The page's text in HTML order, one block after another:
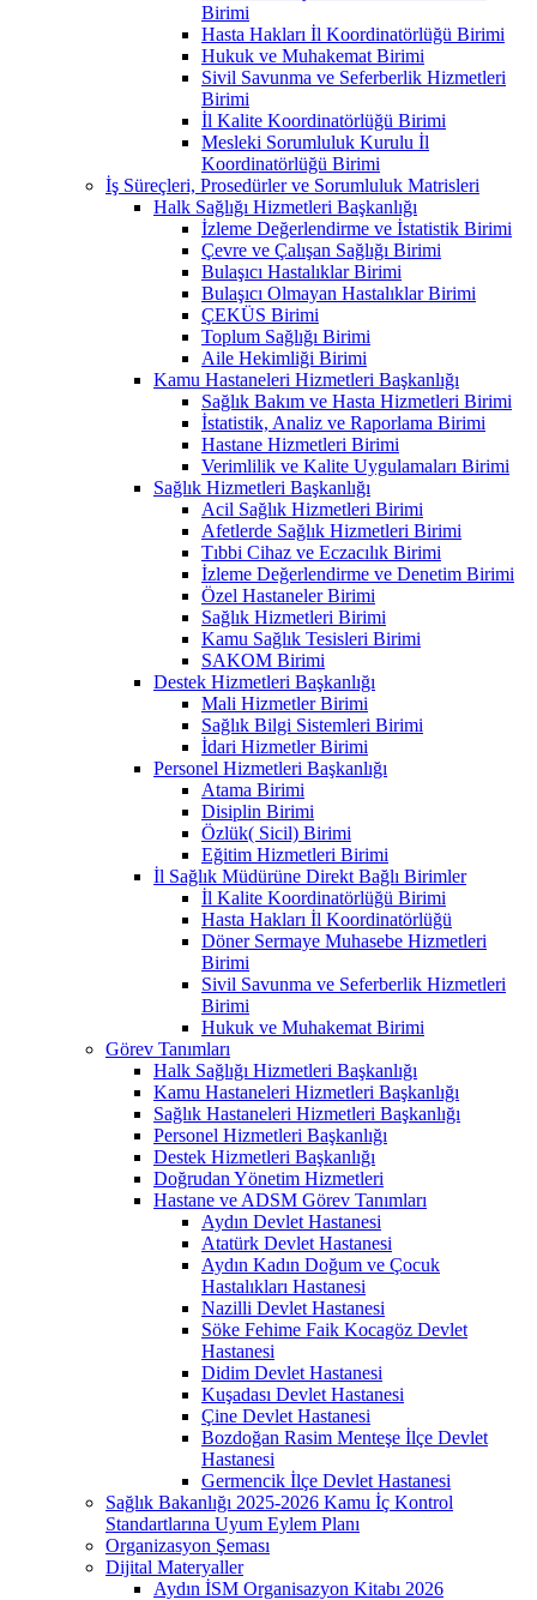
Birimi
Hasta Hakları İl Koordinatörlüğü Birimi
Hukuk ve Muhakemat Birimi
Sivil Savunma ve Seferberlik Hizmetleri
Birimi
İl Kalite Koordinatörlüğü Birimi
Mesleki Sorumluluk Kurulu İl
Koordinatörlüğü Birimi
İş Süreçleri, Prosedürler ve Sorumluluk Matrisleri
Halk Sağlığı Hizmetleri Başkanlığı
İzleme Değerlendirme ve İstatistik Birimi
Çevre ve Çalışan Sağlığı Birimi
Bulaşıcı Hastalıklar Birimi
Bulaşıcı Olmayan Hastalıklar Birimi
ÇEKÜS Birimi
Toplum Sağlığı Birimi
Aile Hekimliği Birimi
Kamu Hastaneleri Hizmetleri Başkanlığı
Sağlık Bakım ve Hasta Hizmetleri Birimi
İstatistik, Analiz ve Raporlama Birimi
Hastane Hizmetleri Birimi
Verimlilik ve Kalite Uygulamaları Birimi
Sağlık Hizmetleri Başkanlığı
Acil Sağlık Hizmetleri Birimi
Afetlerde Sağlık Hizmetleri Birimi
Tıbbi Cihaz ve Eczacılık Birimi
İzleme Değerlendirme ve Denetim Birimi
Özel Hastaneler Birimi
Sağlık Hizmetleri Birimi
Kamu Sağlık Tesisleri Birimi
SAKOM Birimi
Destek Hizmetleri Başkanlığı
Mali Hizmetler Birimi
Sağlık Bilgi Sistemleri Birimi
İdari Hizmetler Birimi
Personel Hizmetleri Başkanlığı
Atama Birimi
Disiplin Birimi
Özlük( Sicil) Birimi
Eğitim Hizmetleri Birimi
İl Sağlık Müdürüne Direkt Bağlı Birimler
İl Kalite Koordinatörlüğü Birimi
Hasta Hakları İl Koordinatörlüğü
Döner Sermaye Muhasebe Hizmetleri
Birimi
Sivil Savunma ve Seferberlik Hizmetleri
Birimi
Hukuk ve Muhakemat Birimi
Görev Tanımları
Halk Sağlığı Hizmetleri Başkanlığı
Kamu Hastaneleri Hizmetleri Başkanlığı
Sağlık Hastaneleri Hizmetleri Başkanlığı
Personel Hizmetleri Başkanlığı
Destek Hizmetleri Başkanlığı
Doğrudan Yönetim Hizmetleri
Hastane ve ADSM Görev Tanımları
Aydın Devlet Hastanesi
Atatürk Devlet Hastanesi
Aydın Kadın Doğum ve Çocuk
Hastalıkları Hastanesi
Nazilli Devlet Hastanesi
Söke Fehime Faik Kocagöz Devlet
Hastanesi
Didim Devlet Hastanesi
Kuşadası Devlet Hastanesi
Çine Devlet Hastanesi
Bozdoğan Rasim Menteşe İlçe Devlet
Hastanesi
Germencik İlçe Devlet Hastanesi
Sağlık Bakanlığı 2025-2026 Kamu İç Kontrol
Standartlarına Uyum Eylem Planı
Organizasyon Şeması
Dijital Materyaller
Aydın İSM Organisazyon Kitabı 2026